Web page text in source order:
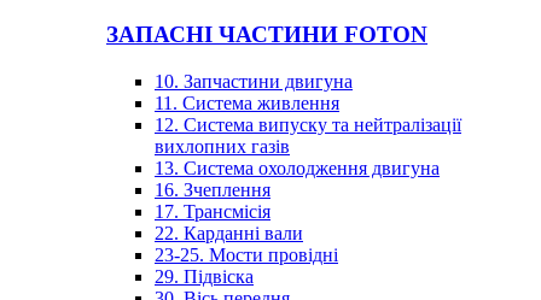
ЗАПАСНІ ЧАСТИНИ FOTON
10. Запчастини двигуна
11. Система живлення
12. Система випуску та нейтралізації
вихлопних газів
13. Система охолодження двигуна
16. Зчеплення
17. Трансмісія
22. Карданні вали
23-25. Мости провідні
29. Підвіска